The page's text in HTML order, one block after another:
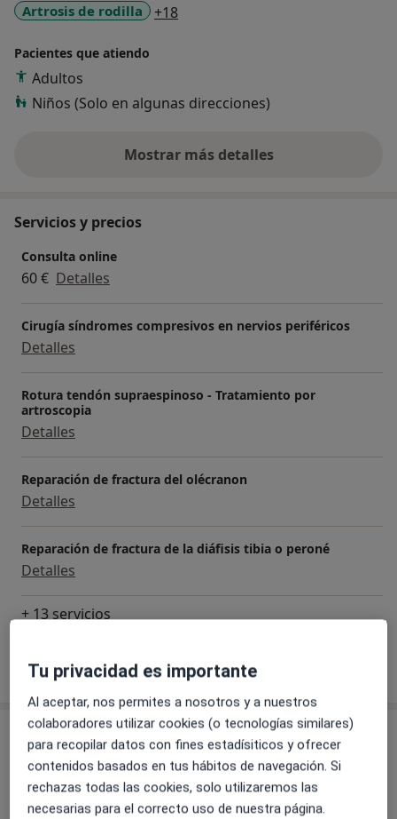
Artrosis de rodilla
+18a11y_sr_more_diseases
Pacientes que atiendo
Adultos
Niños (Solo en algunas direcciones)
Mostrar más detalles
sobre la experiencia
Servicios y precios
Consulta online
60 € Detalles
Cirugía síndromes compresivos en nervios periféricos
Detalles
Rotura tendón supraespinoso - Tratamiento por
artroscopia
Detalles
Reparación de fractura del olécranon
Detalles
Reparación de fractura de la diáfisis tibia o peroné
Detalles
+ 13 servicios
¿Cómo funcionan los precios?
Artículos
Gonalgia
Tu privacidad es importante
Al aceptar, nos permites a nosotros y a nuestros
colaboradores utilizar cookies (o tecnologías similares)
para recopilar datos con fines estadísiticos y ofrecer
contenidos basados en tus hábitos de navegación. Si
rechazas todas las cookies, solo utilizaremos las
necesarias para el correcto uso de nuestra página.